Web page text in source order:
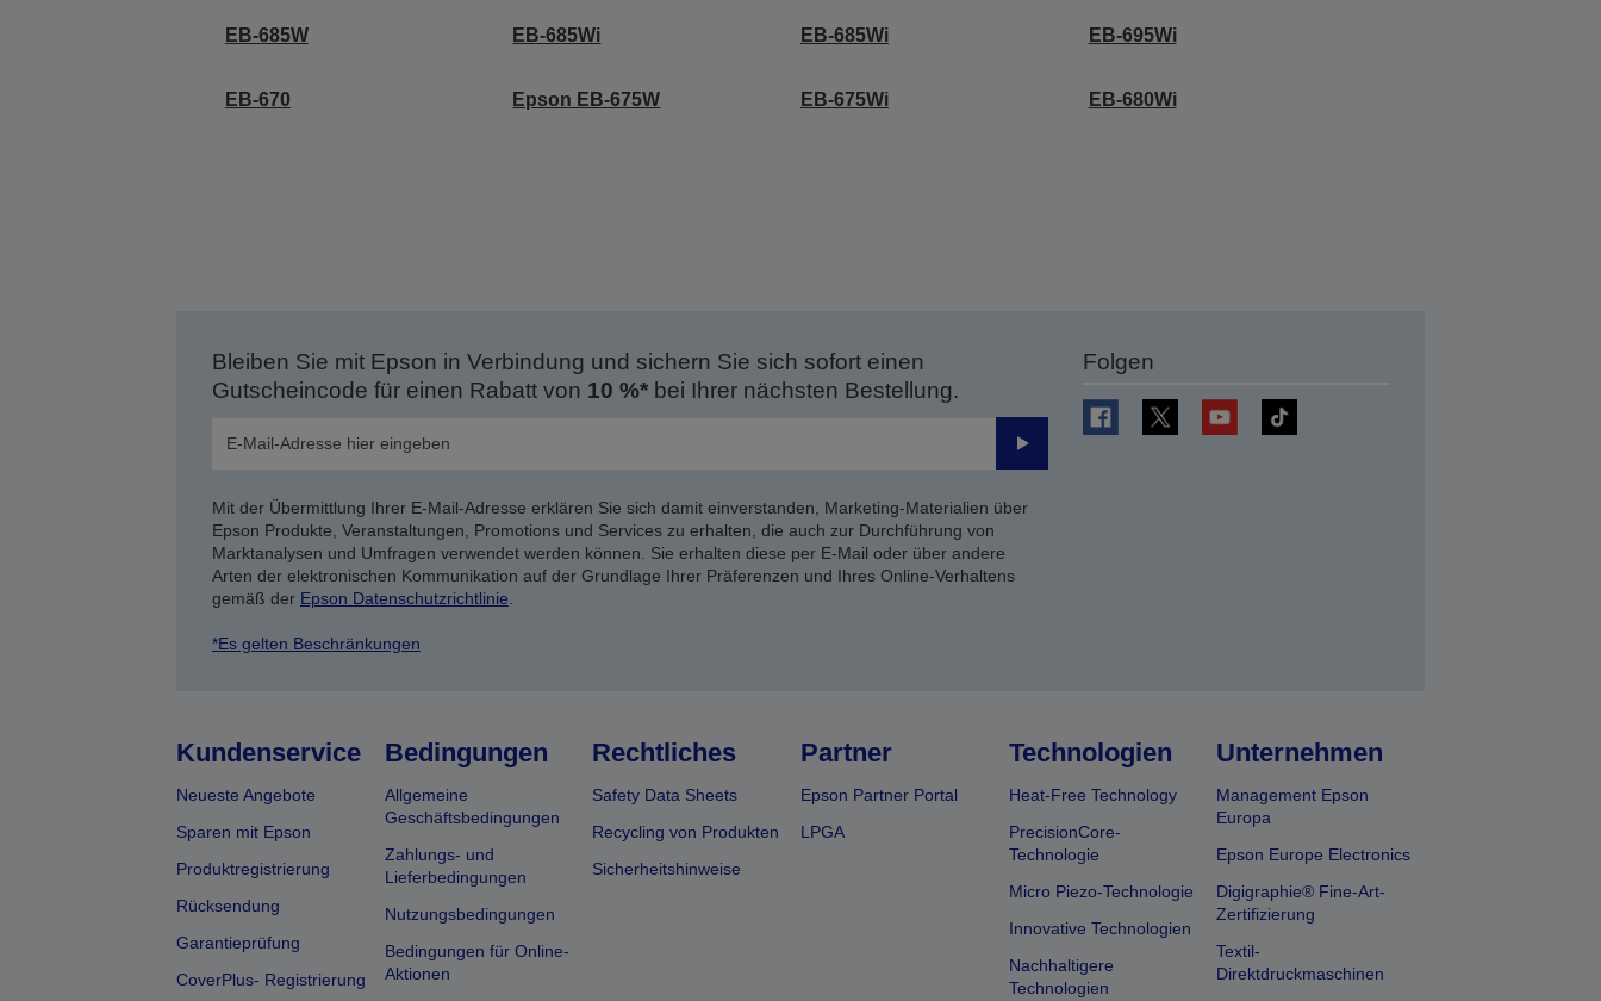
EB-685W EB-685Wi EB-685Wi EB-695Wi
EB-670 Epson EB-675W EB-675Wi EB-680Wi
Bleiben Sie mit Epson in Verbindung und sichern Sie sich sofort einen
Gutscheincode für einen Rabatt von 10 %*bei Ihrer nächsten Bestellung.
Senden
Mit der Übermittlung Ihrer E-Mail-Adresse erklären Sie sich damit einverstanden, Marketing-Materialien über
Epson Produkte, Veranstaltungen, Promotions und Services zu erhalten, die auch zur Durchführung von
Marktanalysen und Umfragen verwendet werden können. Sie erhalten diese per E-Mail oder über andere
Arten der elektronischen Kommunikation auf der Grundlage Ihrer Präferenzen und Ihres Online-Verhaltens
gemäß der Epson Datenschutzrichtlinie
*Es gelten Beschränkungen
Folgen
Kundenservice
Neueste Angebote
Sparen mit Epson
Produktregistrierung
Rücksendung
Garantieprüfung
CoverPlus- Registrierung
Bedingungen
Allgemeine
Geschäftsbedingungen
Zahlungs- und
Lieferbedingungen
Nutzungsbedingungen
Bedingungen für Online-
Aktionen
Rechtliches
Safety Data Sheets
Recycling von Produkten
Sicherheitshinweise
Partner
Epson Partner Portal
LPGA
Technologien
Heat-Free Technology
PrecisionCore-
Technologie
Micro Piezo-Technologie
Innovative Technologien
Nachhaltigere
Technologien
Unternehmen
Management Epson
Europa
Epson Europe Electronics
Digigraphie® Fine-Art-
Zertifizierung
Textil-
Direktdruckmaschinen